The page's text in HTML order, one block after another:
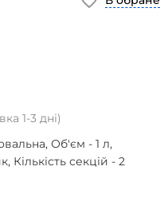
1-3 дні)
Об'єм - 1 л,
Кількість секцій - 2